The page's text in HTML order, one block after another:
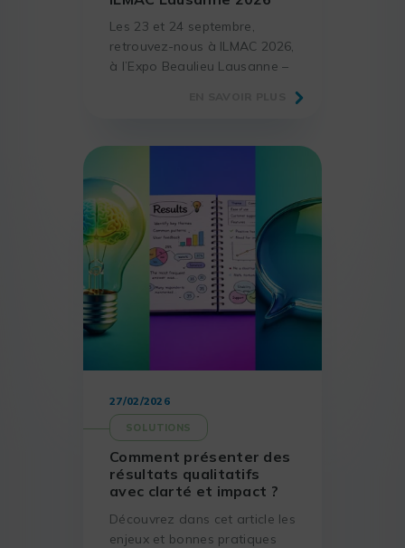
Les 23 et 24 septembre,
retrouvez-nous à ILMAC 2026,
à l’Expo Beaulieu Lausanne –
science.
27/02/2026
SOLUTIONS
Comment présenter des
résultats qualitatifs
avec clarté et impact ?
Découvrez dans cet article les
enjeux et bonnes pratiques